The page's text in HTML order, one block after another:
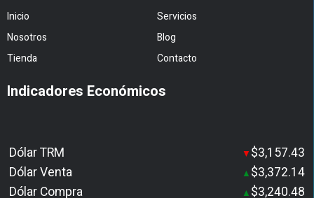
Inicio
Servicios
Nosotros
Blog
Tienda
Contacto
Indicadores Económicos
Dólar TRM ▼ $3,157.43
Dólar Venta
▲ $3,372.14
Dólar Compra
▲ $3,240.48